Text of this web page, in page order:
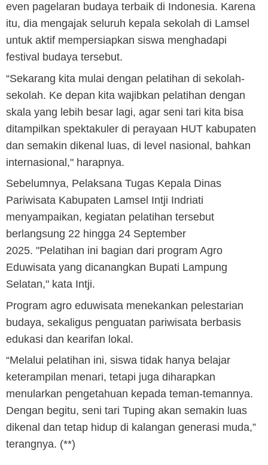
even pagelaran budaya terbaik di Indonesia. Karena
itu, dia mengajak seluruh kepala sekolah di Lamsel
untuk aktif mempersiapkan siswa menghadapi
festival budaya tersebut.
“Sekarang kita mulai dengan pelatihan di sekolah-
sekolah. Ke depan kita wajibkan pelatihan dengan
skala yang lebih besar lagi, agar seni tari kita bisa
ditampilkan spektakuler di perayaan HUT kabupaten
dan semakin dikenal luas, di level nasional, bahkan
internasional," harapnya.
Sebelumnya, Pelaksana Tugas Kepala Dinas
Pariwisata Kabupaten Lamsel Intji Indriati
menyampaikan, kegiatan pelatihan tersebut
berlangsung 22 hingga 24 September
2025. "Pelatihan ini bagian dari program Agro
Eduwisata yang dicanangkan Bupati Lampung
Selatan," kata Intji.
Program agro eduwisata menekankan pelestarian
budaya, sekaligus penguatan pariwisata berbasis
edukasi dan kearifan lokal.
“Melalui pelatihan ini, siswa tidak hanya belajar
keterampilan menari, tetapi juga diharapkan
menularkan pengetahuan kepada teman-temannya.
Dengan begitu, seni tari Tuping akan semakin luas
dikenal dan tetap hidup di kalangan generasi muda,”
terangnya. (**)